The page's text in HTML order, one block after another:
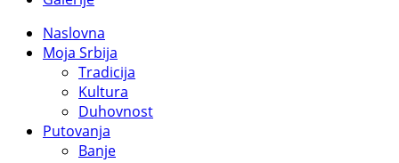
Naslovna
Moja Srbija
Tradicija
Kultura
Duhovnost
Putovanja
Banje